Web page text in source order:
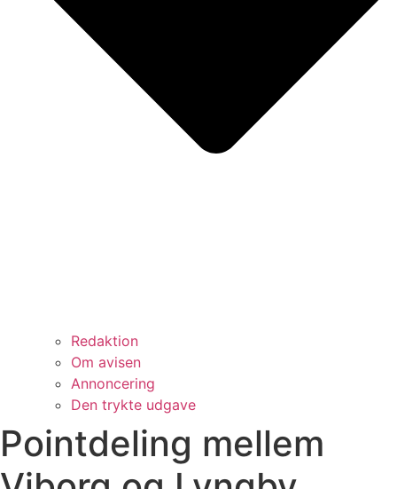
Redaktion
Om avisen
Annoncering
Den trykte udgave
Pointdeling mellem